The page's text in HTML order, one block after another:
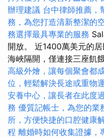
辦理建議 台中律師推薦，
務，為您打造清新整潔的
務選擇最具專業的服務
開放。 近1400萬美元的
海峽隔開，僅連接三座飢
高級外燴，讓每個聚會都
位，輕鬆解決長途或重物
安養中心，讓長者在此度
務 優質記帳士，為您的業
所，方便快捷的口腔健康
程 離婚時如何收集證據，